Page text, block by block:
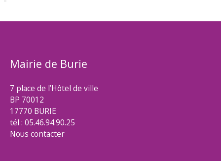
Mairie de Burie
7 place de l’Hôtel de ville
BP 70012
17770 BURIE
tél : 05.46.94.90.25
Nous contacter